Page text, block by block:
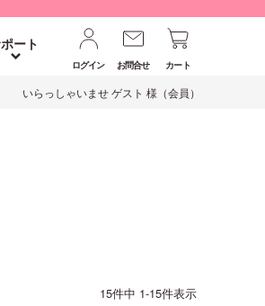
ート
ログイン お問合せ カート
いらっしゃいませ ゲスト 様（会員）
15件中 1-15件表示